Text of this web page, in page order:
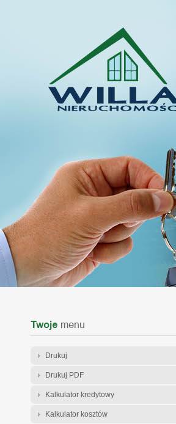
Drukuj
Drukuj PDF
Kalkulator kredytowy
Kalkulator kosztów